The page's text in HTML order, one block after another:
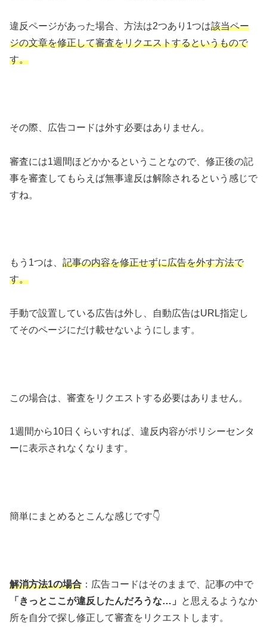
違反ページがあった場合、方法は2つあり1つは該当ペー
ジの文章を修正して審査をリクエストするというもので
す。
その際、広告コードは外す必要はありません。
審査には1週間ほどかかるということなので、修正後の記
事を審査してもらえば無事違反は解除されるという感じで
すね。
もう1つは、 記事の内容を修正せずに広告を外す方法で
す。
手動で設置している広告は外し、自動広告はURL指定し
てそのページにだけ載せないようにします。
この場合は、審査をリクエストする必要はありません。
1週間から10日くらいすれば、違反内容がポリシーセンタ
ーに表示されなくなります。
簡単にまとめるとこんな感じです👇
解消方法1の場合 ：広告コードはそのままで、記事の中で
「きっとここが違反したんだろうな…」
と思えるようなか
所を自分で探し修正して審査をリクエストします。